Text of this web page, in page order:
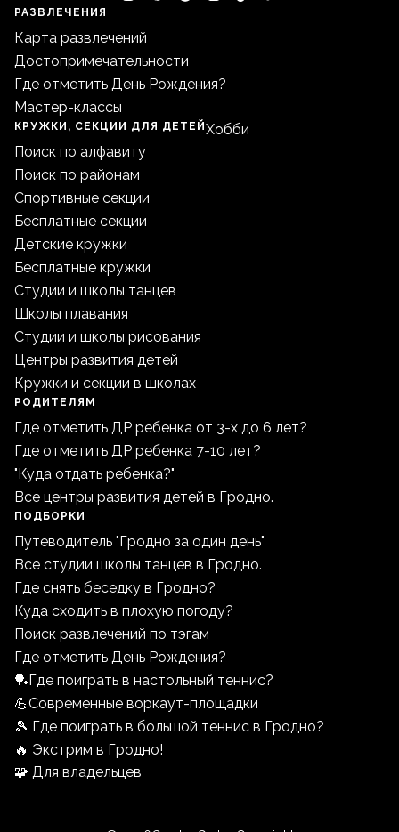
РАЗВЛЕЧЕНИЯ
Карта развлечений
Достопримечательности
Где отметить День Рождения?
Мастер-классы
КРУЖКИ, СЕКЦИИ ДЛЯ ДЕТЕЙ
Поиск по алфавиту
Поиск по районам
Спортивные секции
Бесплатные секции
Детские кружки
Бесплатные кружки
Студии и школы танцев
Школы плавания
Студии и школы рисования
Центры развития детей
Кружки и секции в школах
Хобби
РОДИТЕЛЯМ
Где отметить ДР ребенка от 3-х до 6 лет?
Где отметить ДР ребенка 7-10 лет?
"Куда отдать ребенка?"
Все центры развития детей в Гродно.
ПОДБОРКИ
Путеводитель "Гродно за один день"
Все студии школы танцев в Гродно.
Где снять беседку в Гродно?
Куда сходить в плохую погоду?
Поиск развлечений по тэгам
Где отметить День Рождения?
🏓Где поиграть в настольный теннис?
💪Современные воркаут-площадки
🎾 Где поиграть в большой теннис в Гродно?
🔥 Экстрим в Гродно!
🧩 Для владельцев